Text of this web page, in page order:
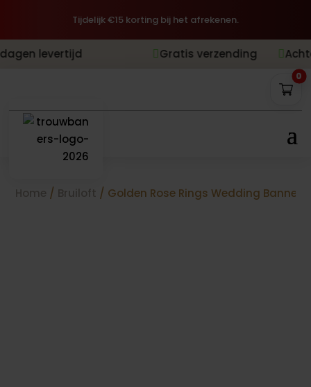
Tijdelijk €15 korting bij het afrekenen.
Gratis verzending Achteraf
0
Home / Bruiloft / Golden Rose Rings Wedding Banner